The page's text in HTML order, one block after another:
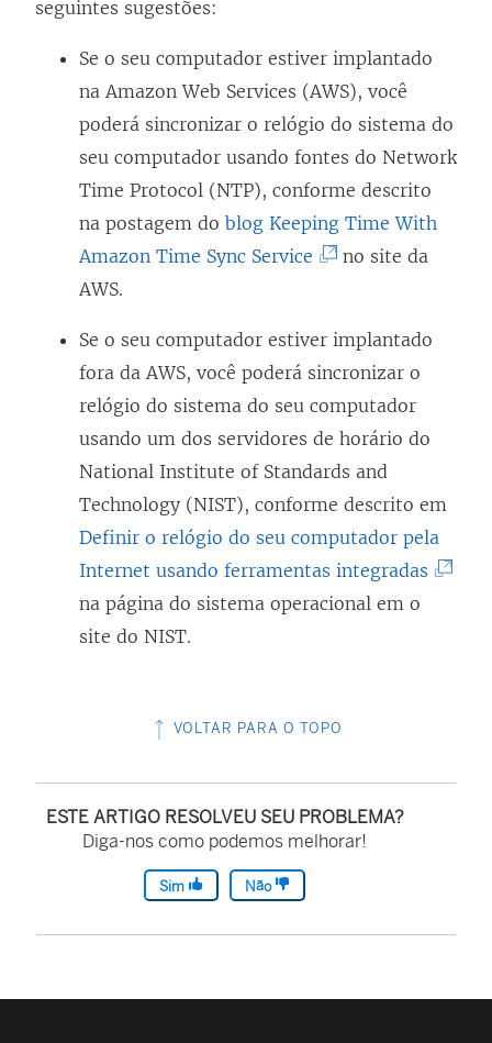
seguintes sugestões:
Se o seu computador estiver implantado
na Amazon Web Services (AWS), você
poderá sincronizar o relógio do sistema do
seu computador usando fontes do Network
Time Protocol (NTP), conforme descrito
na postagem do blog Keeping Time With
Amazon Time Sync Service
v
j
a
n
no site da
AWS.
Se o seu computador estiver implantado
fora da AWS, você poderá sincronizar o
relógio do sistema do seu computador
usando um dos servidores de horário do
National Institute of Standards and
Technology (NIST), conforme descrito em
Definir o relógio do seu computador pela
Internet usando ferramentas integradas
m
o
na página do sistema operacional em o
site do NIST.
VOLTAR PARA O TOPO
ESTE ARTIGO RESOLVEU SEU PROBLEMA?
Diga-nos como podemos melhorar!
Sim Não